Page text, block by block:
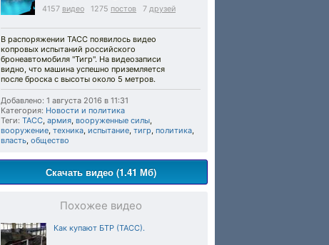
4157 видео 1275 постов 7 друзей
В распоряжении ТАСС появилось видео
копровых испытаний российского
бронеавтомобиля "Тигр". На видеозаписи
видно, что машина успешно приземляется
после броска с высоты около 5 метров.
Добавлено: 1 августа 2016 в 11:31
Категория: Новости и политика
Теги: ТАСС, армия, вооруженные силы,
вооружение, техника, испытание, тигр, политика,
власть, общество
Скачать видео (1.41 Мб)
Похожее видео
Как купают БТР (ТАСС).